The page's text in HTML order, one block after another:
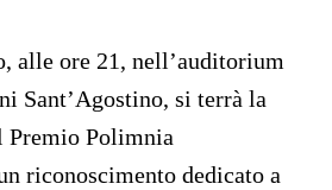
alle ore 21, nell’auditorium
Sant’Agostino, si terrà la
Premio Polimnia
riconoscimento dedicato a